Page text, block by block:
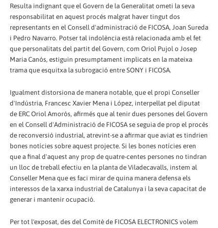
Resulta indignant que el Govern de la Generalitat ometi la seva
responsabilitat en aquest procés malgrat haver tingut dos
representants en el Consell d'administració de FICOSA, Joan Sureda
i Pedro Navarro. Potser tal indolència està relacionada amb el fet
que personalitats del partit del Govern, com Oriol Pujol o Josep
Maria Canós, estiguin presumptament implicats en la mateixa
trama que esquitxa la subrogació entre SONY i FICOSA.
Igualment distorsiona de manera notable, que el propi Conseller
d'Indústria, Francesc Xavier Mena i López, interpel·lat pel diputat
de ERC Oriol Amorós, afirmés que al tenir dues persones del Govern
en el Consell d'Administració de FICOSA se seguia de prop el procés
de reconversió industrial, atrevint-se a afirmar que aviat es tindrien
bones notícies sobre aquest projecte. Si les bones notícies eren
que a final d'aquest any prop de quatre-centes persones no tindran
un lloc de treball efectiu en la planta de Viladecavalls, instem al
Conseller Mena que es faci mirar de quina manera defensa els
interessos de la xarxa industrial de Catalunya i la seva capacitat de
generar i mantenir ocupació.
Per tot l'exposat, des del Comitè de FICOSA ELECTRONICS volem